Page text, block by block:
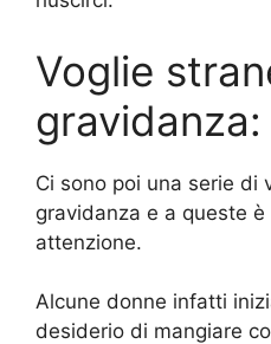
Voglie
Ci sono poi una serie di
gravidanza e a queste
attenzione.
Alcune donne infatti
desiderio di mangiare